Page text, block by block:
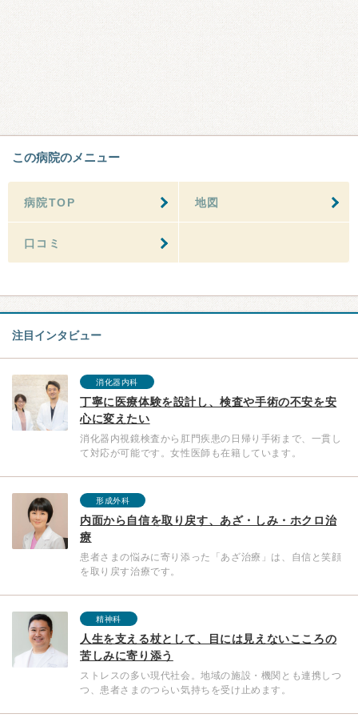
この病院のメニュー
病院TOP 地図
口コミ
注目インタビュー
消化器内科
丁寧に医療体験を設計し、検査や手術の不安を安
心に変えたい
消化器内視鏡検査から肛門疾患の日帰り手術まで、一貫し
て対応が可能です。女性医師も在籍しています。
形成外科
内面から自信を取り戻す、あざ・しみ・ホクロ治
療
患者さまの悩みに寄り添った「あざ治療」は、自信と笑顔
を取り戻す治療です。
精神科
人生を支える杖として、目には見えないこころの
苦しみに寄り添う
ストレスの多い現代社会。地域の施設・機関とも連携しつ
つ、患者さまのつらい気持ちを受け止めます。